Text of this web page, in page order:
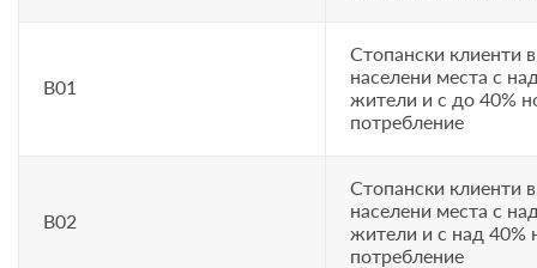
B01
Стопански клиенти в
населени места с
жители и с до 40%
потребление
B02
Стопански клиенти в
населени места с
жители и с над 40%
потребление